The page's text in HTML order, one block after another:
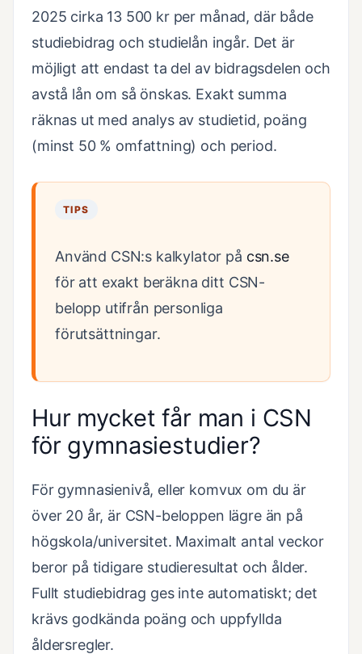
2025 cirka 13 500 kr per månad, där både
studiebidrag och studielån ingår. Det är
möjligt att endast ta del av bidragsdelen och
avstå lån om så önskas. Exakt summa
räknas ut med analys av studietid, poäng
(minst 50 % omfattning) och period.
TIPS
Använd CSN:s kalkylator på csn.se
för att exakt beräkna ditt CSN-
belopp utifrån personliga
förutsättningar.
Hur mycket får man i CSN
för gymnasiestudier?
För gymnasienivå, eller komvux om du är
över 20 år, är CSN-beloppen lägre än på
högskola/universitet. Maximalt antal veckor
beror på tidigare studieresultat och ålder.
Fullt studiebidrag ges inte automatiskt; det
krävs godkända poäng och uppfyllda
åldersregler.